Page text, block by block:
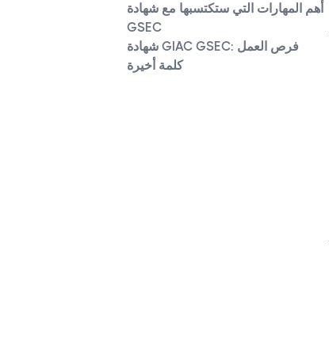
أهم المهارات التي ستكتسبها مع شهادة
GSEC
شهادة GIAC GSEC: فرص العمل
كلمة أخيرة